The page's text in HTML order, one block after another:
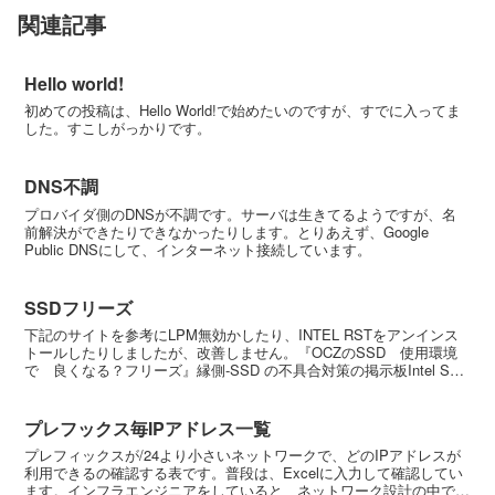
関連記事
Hello world!
初めての投稿は、Hello World!で始めたいのですが、すでに入ってま
した。すこしがっかりです。
DNS不調
プロバイダ側のDNSが不調です。サーバは生きてるようですが、名
前解決ができたりできなかったりします。とりあえず、Google
Public DNSにして、インターネット接続しています。
SSDフリーズ
下記のサイトを参考にLPM無効かしたり、INTEL RSTをアンインス
トールしたりしましたが、改善しません。『OCZのSSD 使用環境
で 良くなる？フリーズ』縁側-SSD の不具合対策の掲示板Intel SSD
プレフックス毎IPアドレス一覧
プレフィックスが/24より小さいネットワークで、どのIPアドレスが
利用できるの確認する表です。普段は、Excelに入力して確認してい
ます。インフラエンジニアをしていると、ネットワーク設計の中で頻